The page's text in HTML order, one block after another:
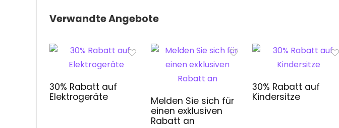
Verwandte Angebote
30% Rabatt auf
Elektrogeräte
Melden Sie sich für
einen exklusiven
Rabatt an
30% Rabatt auf
Kindersitze